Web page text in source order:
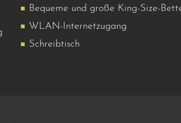
Bequeme und große King-Size-
WLAN-Internetzugang
Schreibtisch